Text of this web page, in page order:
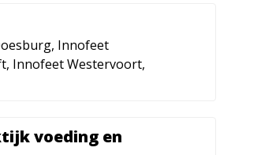
Innofeet
Innofeet Westervoort,
voeding en